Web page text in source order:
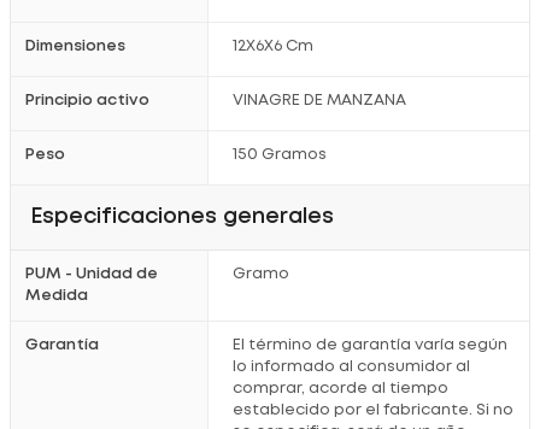
Dimensiones 12X6X6 Cm
Principio activo VINAGRE DE MANZANA
Peso 150 Gramos
Especificaciones generales
PUM - Unidad de
Medida
Gramo
Garantía
El término de garantía varía según
lo informado al consumidor al
comprar, acorde al tiempo
establecido por el fabricante. Si no